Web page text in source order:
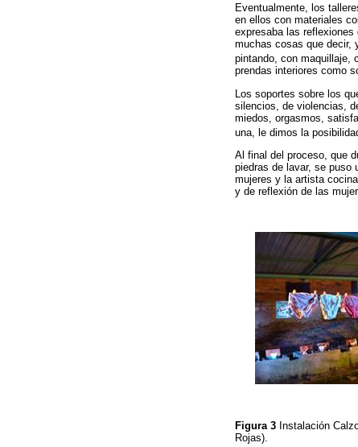
Eventualmente, los
en ellos con materiales
expresaba las
muchas cosas que decir,
pintando, con maquillaje,
prendas interiores como
Los soportes sobre los
silencios, de violencias,
miedos, orgasmos,
una, le dimos la
Al final del proceso, que
piedras de lavar, se puso
mujeres y la artista
y de reflexión de las
Figura 3 Instalación
Rojas).